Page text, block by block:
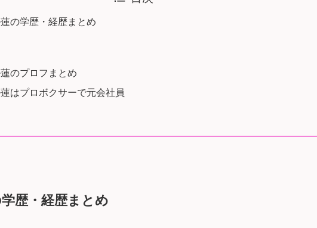
の学歴・経歴まとめ
のプロフまとめ
はプロボクサーで元会社員
歴・経歴まとめ